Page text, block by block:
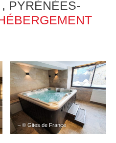
PYRÉNÉES-
– © Gites de France